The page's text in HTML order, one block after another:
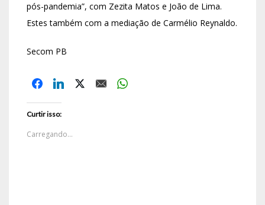
pós-pandemia”, com Zezita Matos e João de Lima.
Estes também com a mediação de Carmélio Reynaldo.
Secom PB
Curtir isso:
Carregando...